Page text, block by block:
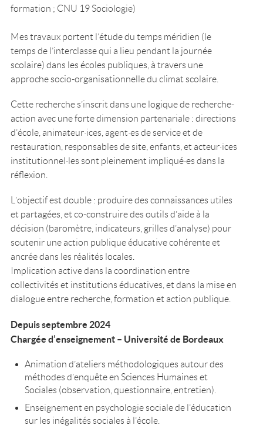
formation ; CNU 19 Sociologie)
Mes travaux portent l’étude du temps méridien (le
temps de l’interclasse qui a lieu pendant la journée
scolaire) dans les écoles publiques, à travers une
approche socio-organisationnelle du climat scolaire.
Cette recherche s’inscrit dans une logique de recherche-
action avec une forte dimension partenariale : directions
d’école, animateur·ices, agent·es de service et de
restauration, responsables de site, enfants, et acteur·ices
institutionnel·les sont pleinement impliqué·es dans la
réflexion.
L’objectif est double : produire des connaissances utiles
et partagées, et co-construire des outils d’aide à la
décision (baromètre, indicateurs, grilles d’analyse) pour
soutenir une action publique éducative cohérente et
ancrée dans les réalités locales.
Implication active dans la coordination entre
collectivités et institutions éducatives, et dans la mise en
dialogue entre recherche, formation et action publique.
Depuis septembre 2024
Chargée d’enseignement – Université de Bordeaux
Animation d’ateliers méthodologiques autour des
méthodes d’enquête en Sciences Humaines et
Sociales (observation, questionnaire, entretien).
Enseignement en psychologie sociale de l’éducation
sur les inégalités sociales à l’école.